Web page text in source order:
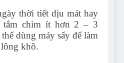
thời tiết dịu mát hay
tắm chim ít hơn 2 – 3
dùng máy sấy để làm
lông khô.